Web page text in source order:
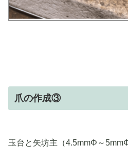
爪の作成③
玉台と矢坊主（4.5mmΦ～